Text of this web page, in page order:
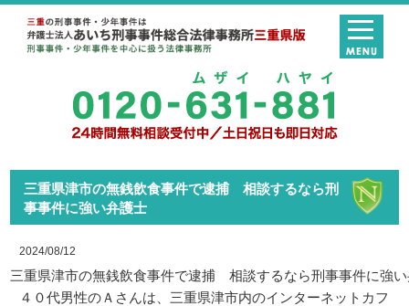
三重県津市の無銭飲食事件で逮捕 相談するなら刑
事事件に強い弁護士
2024/08/12
三重県津市の無銭飲食事件で逮捕　相談するなら刑事事件に強
４０代男性のＡさんは、三重県津市内のインターネットカフ